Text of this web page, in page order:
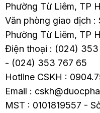
Phường Từ Liêm, TP
Văn phòng giao dịch
Phường Từ Liêm, TP
Điện thoại : (024)
- (024) 353 767 65
Hotline CSKH :
Email :
MST : 0101819557 -